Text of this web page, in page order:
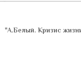
"А.Белый. Кризис